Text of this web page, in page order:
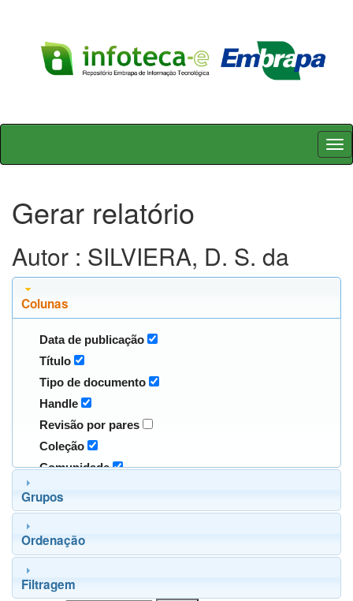
Skip
Gerar relatório
Autor : SILVIERA, D. S. da
Colunas
Data de publicação
Título
Tipo de documento
Handle
Revisão por pares
Coleção
Comunidade
Grupos
Ordenação
Filtragem